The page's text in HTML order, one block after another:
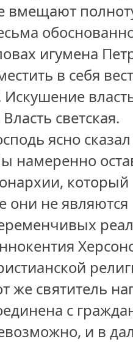
вмещают
игумена
в себя
Искушение
Власть светская.
ясно
намеренно
который
они не
же святитель
с
и в